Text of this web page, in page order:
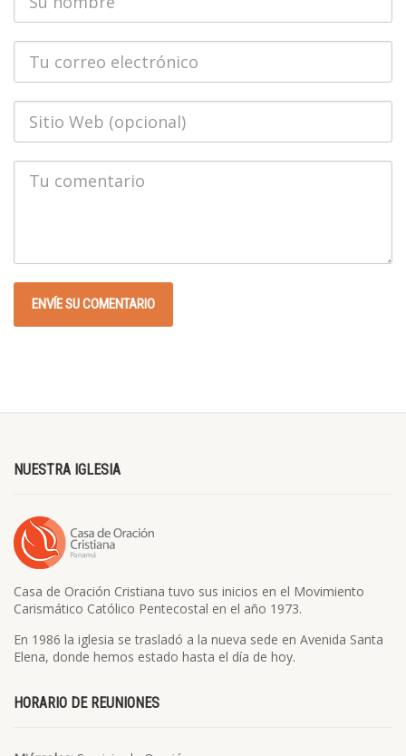
NUESTRA IGLESIA
Casa de Oración Cristiana tuvo sus inicios en el Movimiento
Carismático Católico Pentecostal en el año 1973.
En 1986 la iglesia se trasladó a la nueva sede en Avenida Santa
Elena, donde hemos estado hasta el día de hoy.
HORARIO DE REUNIONES